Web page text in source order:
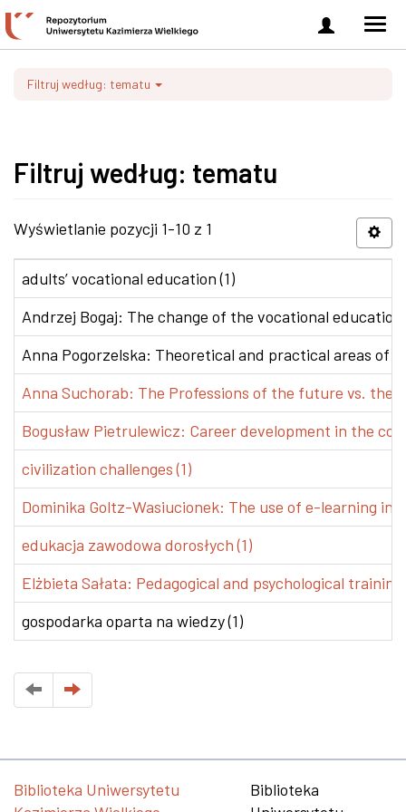
Zaloguj
się
Filtruj według: tematu
Filtruj według: tematu
Wyświetlanie pozycji 1-10 z 1
adults’ vocational education (1)
Andrzej Bogaj: The change of the vocational
Anna Pogorzelska: Theoretical and practical areas of
Anna Suchorab: The Professions of the future vs. the
Bogusław Pietrulewicz: Career development in the
civilization challenges (1)
Dominika Goltz-Wasiucionek: The use of e-learning in
edukacja zawodowa dorosłych (1)
Elżbieta Sałata: Pedagogical and psychological
gospodarka oparta na wiedzy (1)
Biblioteka Uniwersytetu
Biblioteka